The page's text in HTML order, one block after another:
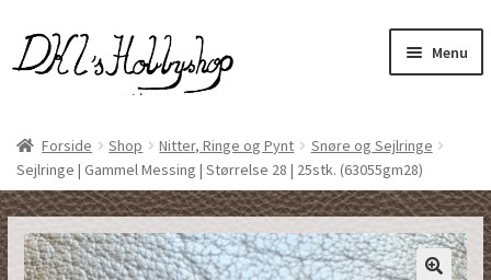
Spring
til
Spring
til
Menu
Håndsyet Designvare
Nitter, Ringe og Pynt
Forside Shop Nitter, Ringe og Pynt
Snøre og Sejlringe
Sejlringe | Gammel Messing | Størrelse 28 | 25stk. (63055gm28)